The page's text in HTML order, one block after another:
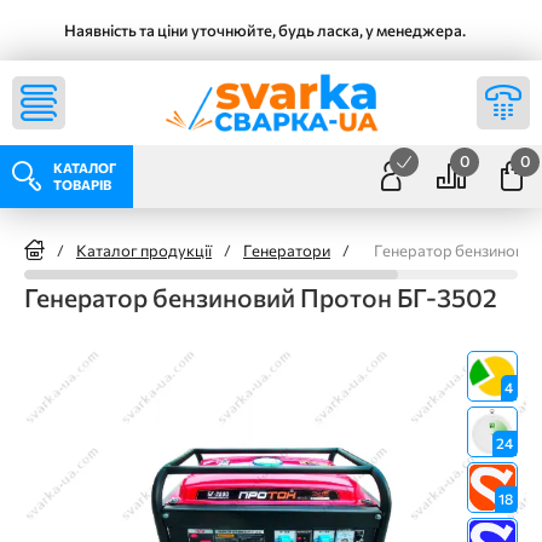
Наявність та ціни уточнюйте, будь ласка, у менеджера.
КАТАЛОГ
ТОВАРІВ
0 0
/ Каталог продукції / Генератори / Генератор
Генератор бензиновий Протон БГ-3502
4
24
18